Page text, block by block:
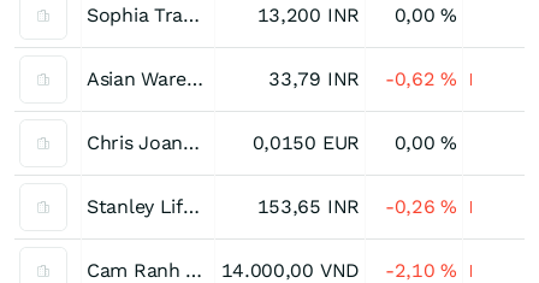
Sophia Traexpo 13,200 INR 0,00%
Asian Warehousing 33,79 INR -0,62%
Chris Joannou Public 0,0150 EUR 0,00%
Stanley Lifestyles 153,65 INR -0,26%
Cam Ranh Port 14.000,00 VND -2,10%